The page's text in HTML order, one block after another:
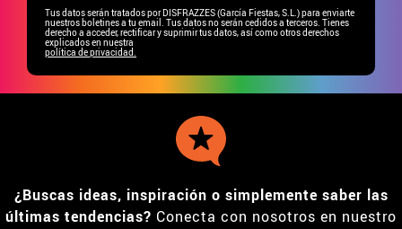
Tus datos serán tratados por DISFRAZZES (García Fiestas, S.L.) para enviarte
nuestros boletines a tu email. Tus datos no serán cedidos a terceros. Tienes
derecho a acceder, rectificar y suprimir tus datos, así como otros derechos
explicados en nuestra
política de privacidad.
¿Buscas ideas, inspiración o simplemente saber las
últimas tendencias? Conecta con nosotros en nuestro